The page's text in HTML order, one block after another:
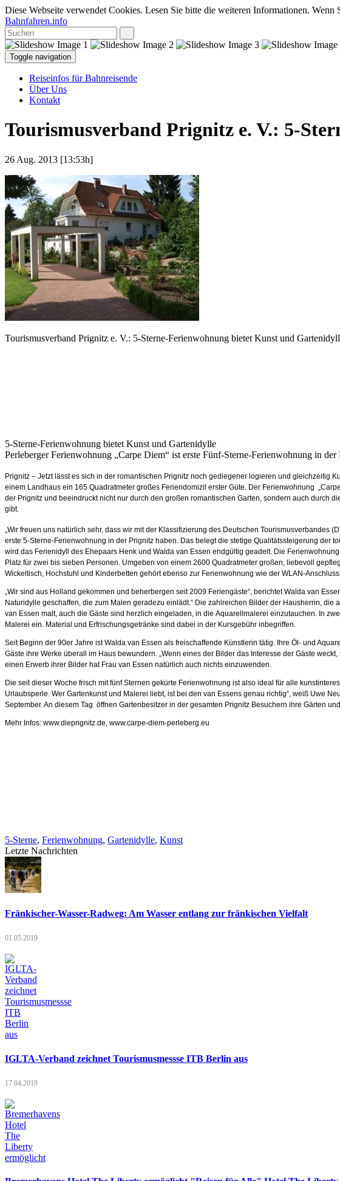
Diese Webseite verwendet Cookies. Lesen Sie bitte die weiteren Informationen. Wenn
Bahnfahren.info
Toggle navigation
Reiseinfos für Bahnreisende
Über Uns
Kontakt
Tourismusverband Prignitz e. V.: 5-
26 Aug. 2013 [13:53h]
Tourismusverband Prignitz e. V.: 5-Sterne-Ferienwohnung bietet Kunst und
5-Sterne-Ferienwohnung bietet Kunst und Gartenidylle
Perleberger Ferienwohnung „Carpe Diem“ ist erste Fünf‐Sterne‐Ferienwohnung in der
Prignitz – Jetzt lässt es sich in der romantischen Prignitz noch gediegener logieren und gleichzeitig
einem Landhaus ein 165 Quadratmeter großes Feriendomizil erster Güte. Der Ferienwohnung
der Prignitz und beeindruckt nicht nur durch den großen romantischen Garten, sondern auch durch
gibt.
„Wir freuen uns natürlich sehr, dass wir mit der Klassifizierung des Deutschen
erste 5-Sterne-Ferienwohnung in der Prignitz haben. Das belegt die stetige Qualitätssteigerung der
wird das Ferienidyll des Ehepaars Henk und Walda van Essen endgültig geadelt. Die
Platz für zwei bis sieben Personen. Umgeben von einem 2600 Quadratmeter großen, liebevoll
Wickeltisch, Hochstuhl und Kinderbetten gehört ebenso zur Ferienwohnung wie der WLAN-
„Wir sind aus Holland gekommen und beherbergen seit 2009 Feriengäste“, berichtet Walda van
Naturidylle geschaffen, die zum Malen geradezu einlädt.“ Die zahlreichen Bilder der Hausherrin,
van Essen malt, auch die Gäste sind herzlich eingeladen, in die Aquarellmalerei einzutauchen. In
Malerei ein. Material und Erfrischungsgetränke sind dabei in der Kursgebühr inbegriffen.
Seit Beginn der 90er Jahre ist Walda van Essen als freischaffende Künstlerin tätig. Ihre Öl- und
Gäste ihre Werke überall im Haus bewundern. „Wenn eines der Bilder das Interesse der Gäste
einen Erwerb ihrer Bilder hat Frau van Essen natürlich auch nichts einzuwenden.
Die seit dieser Woche frisch mit fünf Sternen gekürte Ferienwohnung ist also ideal für alle
Urlaubsperle. Wer Gartenkunst und Malerei liebt, ist bei den van Essens genau richtig“, weiß Uwe
September. An diesem Tag öffnen Gartenbesitzer in der gesamten Prignitz Besuchern ihre Gärten
Mehr Infos: www.dieprignitz.de, www.carpe-diem-perleberg.eu
5-Sterne, Ferienwohnung, Gartenidylle, Kunst
Letzte Nachrichten
Fränkischer-Wasser-Radweg: Am Wasser entlang zur fränkischen Vielfalt
01.05.2019
IGLTA-Verband zeichnet Tourismusmessse ITB Berlin aus
17.04.2019